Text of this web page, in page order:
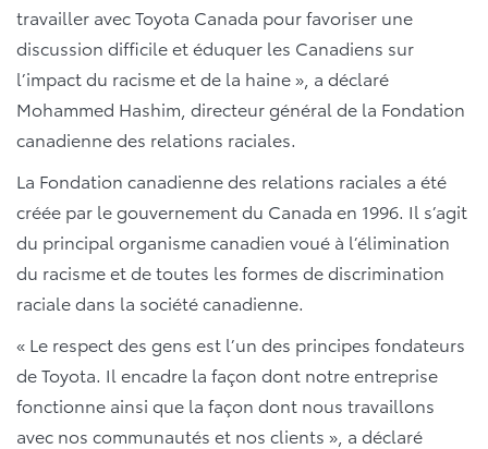
travailler avec Toyota Canada pour favoriser une
discussion difficile et éduquer les Canadiens sur
l’impact du racisme et de la haine », a déclaré
Mohammed Hashim, directeur général de la Fondation
canadienne des relations raciales.
La Fondation canadienne des relations raciales a été
créée par le gouvernement du Canada en 1996. Il s’agit
du principal organisme canadien voué à l’élimination
du racisme et de toutes les formes de discrimination
raciale dans la société canadienne.
« Le respect des gens est l’un des principes fondateurs
de Toyota. Il encadre la façon dont notre entreprise
fonctionne ainsi que la façon dont nous travaillons
avec nos communautés et nos clients », a déclaré